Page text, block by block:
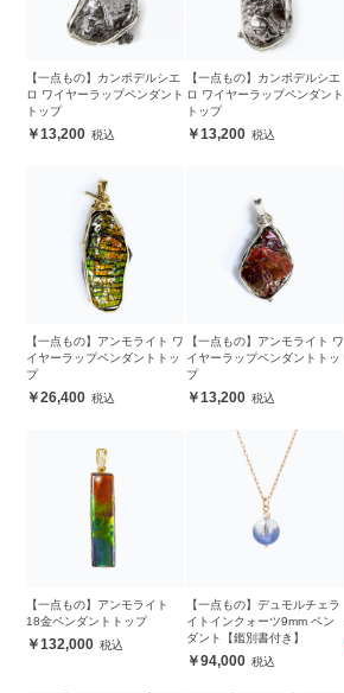
【一点もの】カンポデルシエ
ロ ワイヤーラップペンダント
トップ
13,200
【一点もの】カンポデルシエ
ロ ワイヤーラップペンダント
トップ
13,200
【一点もの】アンモライト ワ
イヤーラップペンダントトッ
プ
26,400
【一点もの】アンモライト ワ
イヤーラップペンダントトッ
プ
13,200
【一点もの】アンモライト
18金ペンダントトップ
132,000
【一点もの】デュモルチェラ
イトインクォーツ9mm ペン
ダント【鑑別書付き】
94,000